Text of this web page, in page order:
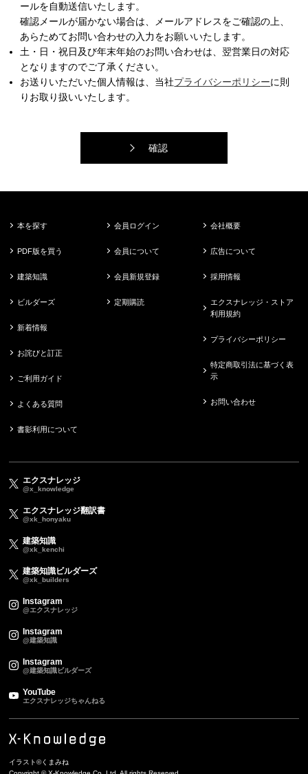
ールを自動送信いたします。
確認メールが届かない場合は、メールアドレスをご確認の上、
あらためてお問い合わせの入力をお願いいたします。
土・日・祝日及び年末年始のお問い合わせは、翌営業日の対応
となりますのでご了承ください。
お送りいただいた個人情報は、当社プライバシーポリシーに則
りお取り扱いいたします。
確認
本を探す
PDF版を買う
建築知識
ビルダーズ
新着情報
お詫びと訂正
ご利用ガイド
よくある質問
書影利用について
会員ログイン
会員について
会員新規登録
定期購読
会社概要
広告について
採用情報
エクスナレッジ・ストア
利用規約
プライバシーポリシー
特定商取引法に基づく表
示
お問い合わせ
エクスナレッジ
@x_knowledge
エクスナレッジ翻訳書
@xk_honyaku
建築知識
@xk_kenchi
建築知識ビルダーズ
@xk_builders
Instagram
@エクスナレッジ
Instagram
@建築知識
Instagram
@建築知識ビルダーズ
YouTube
エクスナレッジちゃんねる
イラスト©くまみね